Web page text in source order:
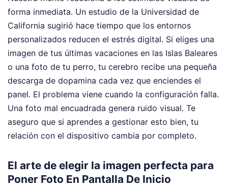
forma inmediata. Un estudio de la Universidad de
California sugirió hace tiempo que los entornos
personalizados reducen el estrés digital. Si eliges una
imagen de tus últimas vacaciones en las Islas Baleares
o una foto de tu perro, tu cerebro recibe una pequeña
descarga de dopamina cada vez que enciendes el
panel. El problema viene cuando la configuración falla.
Una foto mal encuadrada genera ruido visual. Te
aseguro que si aprendes a gestionar esto bien, tu
relación con el dispositivo cambia por completo.
El arte de elegir la imagen perfecta para
Poner Foto En Pantalla De Inicio